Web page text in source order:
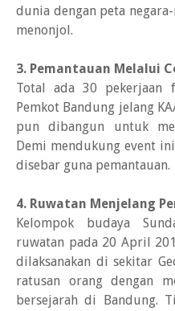
dunia dengan peta
menonjol.
3. Pemantauan Melalui
Total ada 30 pekerjaan
Pemkot Bandung jelang
pun dibangun untuk
Demi mendukung event
disebar guna pemantauan.
4. Ruwatan Menjelang
Kelompok budaya
ruwatan pada 20 April
dilaksanakan di sekitar
ratusan orang dengan
bersejarah di Bandung.